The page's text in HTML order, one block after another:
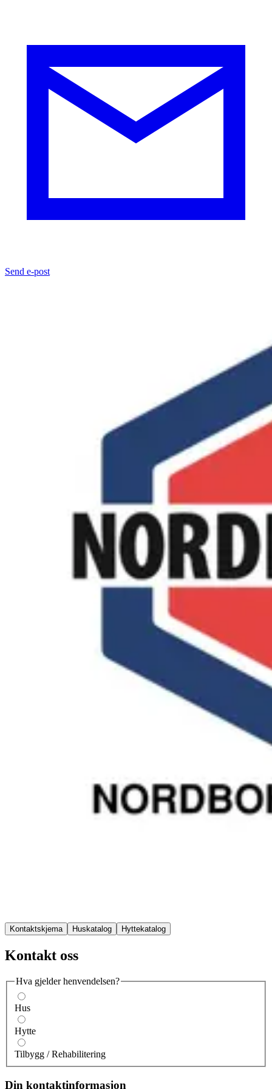
Send e-post
Kontaktskjema Huskatalog Hyttekatalog
Kontakt oss
Hva gjelder henvendelsen?
Hus
Hytte
Tilbygg / Rehabilitering
Din kontaktinformasjon